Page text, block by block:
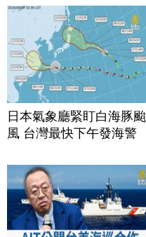
日本氣象廳緊盯白海豚颱
風 台灣最快下午發海警